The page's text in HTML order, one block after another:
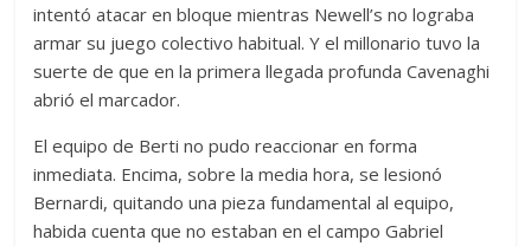
intentó atacar en bloque mientras Newell’s no lograba
armar su juego colectivo habitual. Y el millonario tuvo la
suerte de que en la primera llegada profunda Cavenaghi
abrió el marcador.
El equipo de Berti no pudo reaccionar en forma
inmediata. Encima, sobre la media hora, se lesionó
Bernardi, quitando una pieza fundamental al equipo,
habida cuenta que no estaban en el campo Gabriel